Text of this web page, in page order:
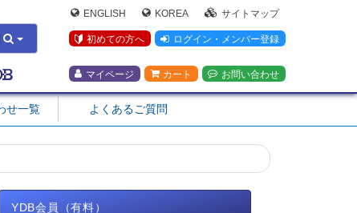
ENGLISH KOREA サイトマップ
初めての方へ ログイン・メンバー登録
マイページ カート お問い合わせ
せ一覧 よくあるご質問
YDB会員（有料）